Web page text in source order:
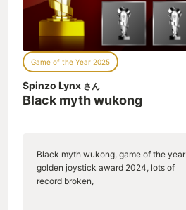
Game of the Year 2025
Spinzo Lynx さん
Black myth wukong
Black myth wukong, game of the year
golden joystick award 2024, lots of
record broken,